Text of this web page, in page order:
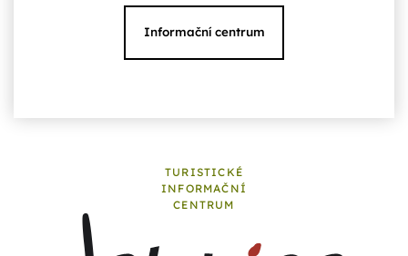
Informační centrum
TURISTICKÉ
INFORMAČNÍ
CENTRUM